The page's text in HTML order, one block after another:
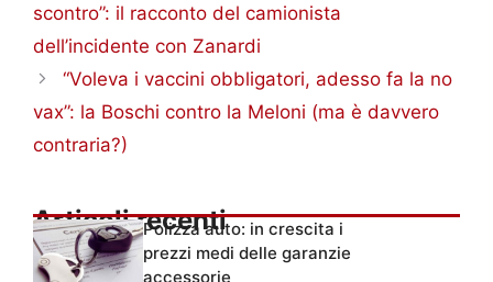
scontro”: il racconto del camionista
dell’incidente con Zanardi
“Voleva i vaccini obbligatori, adesso fa la no
vax”: la Boschi contro la Meloni (ma è davvero
contraria?)
Articoli recentiPolizza auto: in crescita i
prezzi medi delle garanzie
accessorie